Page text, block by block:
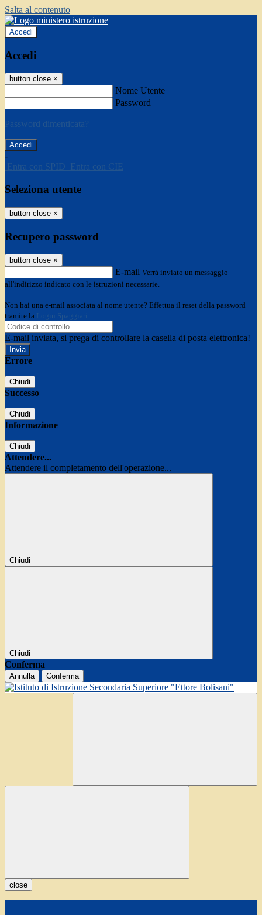
Salta al contenuto
Accedi
Accedi
button close ×
Nome Utente
Password
Password dimenticata?
-
Entra con SPID
Entra con CIE
Seleziona utente
button close ×
Recupero password
button close ×
E-mail Verrà inviato un messaggio
all'indirizzo indicato con le istruzioni necessarie.
Non hai una e-mail associata al nome utente? Effettua il reset della password
tramite la Login Spaggiari
E-mail inviata, si prega di controllare la casella di posta elettronica!
Errore
Chiudi
Successo
Chiudi
Informazione
Chiudi
Attendere...
Attendere il completamento dell'operazione...
Chiudi
Chiudi
Conferma
Annulla Conferma
close